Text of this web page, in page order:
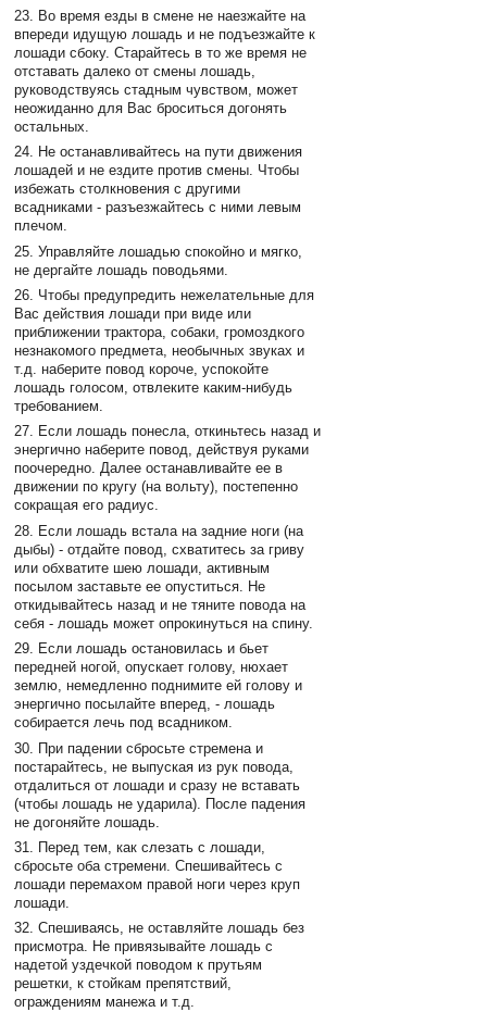
23. Во время езды в смене не наезжайте на
впереди идущую лошадь и не подъезжайте к
лошади сбоку. Старайтесь в то же время не
отставать далеко от смены лошадь,
руководствуясь стадным чувством, может
неожиданно для Вас броситься догонять
остальных.
24. Не останавливайтесь на пути движения
лошадей и не ездите против смены. Чтобы
избежать столкновения с другими
всадниками - разъезжайтесь с ними левым
плечом.
25. Управляйте лошадью спокойно и мягко,
не дергайте лошадь поводьями.
26. Чтобы предупредить нежелательные для
Вас действия лошади при виде или
приближении трактора, собаки, громоздкого
незнакомого предмета, необычных звуках и
т.д. наберите повод короче, успокойте
лошадь голосом, отвлеките каким-нибудь
требованием.
27. Если лошадь понесла, откиньтесь назад и
энергично наберите повод, действуя руками
поочередно. Далее останавливайте ее в
движении по кругу (на вольту), постепенно
сокращая его радиус.
28. Если лошадь встала на задние ноги (на
дыбы) - отдайте повод, схватитесь за гриву
или обхватите шею лошади, активным
посылом заставьте ее опуститься. Не
откидывайтесь назад и не тяните повода на
себя - лошадь может опрокинуться на спину.
29. Если лошадь остановилась и бьет
передней ногой, опускает голову, нюхает
землю, немедленно поднимите ей голову и
энергично посылайте вперед, - лошадь
собирается лечь под всадником.
30. При падении сбросьте стремена и
постарайтесь, не выпуская из рук повода,
отдалиться от лошади и сразу не вставать
(чтобы лошадь не ударила). После падения
не догоняйте лошадь.
31. Перед тем, как слезать с лошади,
сбросьте оба стремени. Спешивайтесь с
лошади перемахом правой ноги через круп
лошади.
32. Спешиваясь, не оставляйте лошадь без
присмотра. Не привязывайте лошадь с
надетой уздечкой поводом к прутьям
решетки, к стойкам препятствий,
ограждениям манежа и т.д.